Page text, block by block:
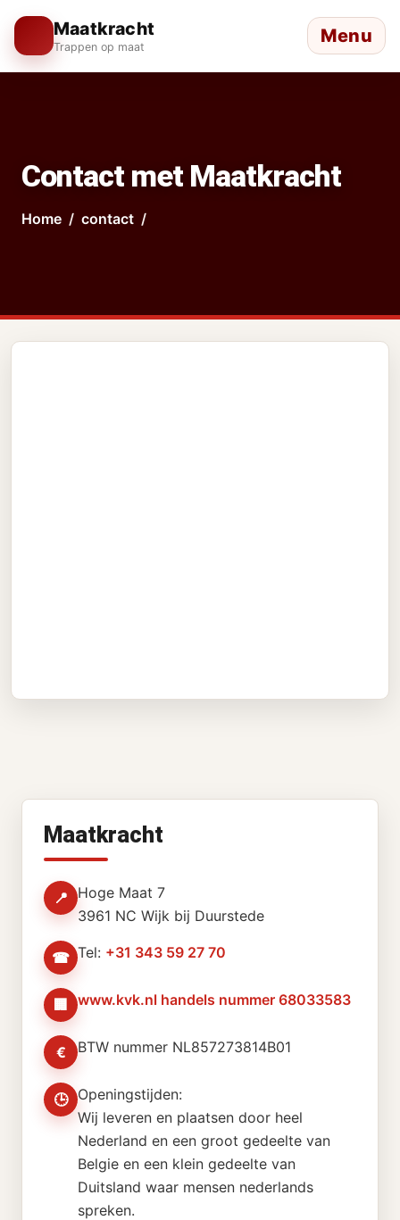
Maatkracht
Trappen op maat Menu
Contact met Maatkracht
Home contact
Maatkracht
📍
Hoge Maat 7
3961 NC Wijk bij Duurstede
☎ Tel: +31 343 59 27 70
🏢 www.kvk.nl handels nummer 68033583
€ BTW nummer NL857273814B01
🕒 Openingstijden:
Wij leveren en plaatsen door heel
Nederland en een groot gedeelte van
Belgie en een klein gedeelte van
Duitsland waar mensen nederlands
spreken.